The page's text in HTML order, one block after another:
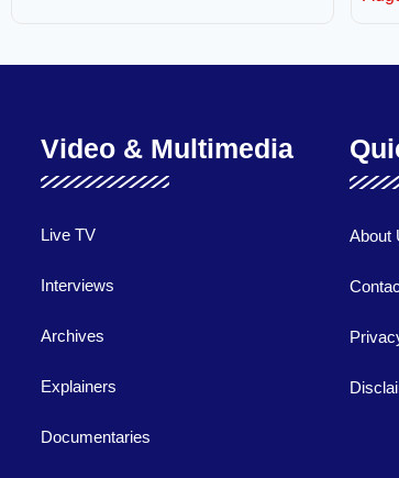
Video & Multimedia
Live TV
Interviews
Archives
Explainers
Documentaries
About